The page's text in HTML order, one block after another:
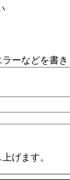
ーなどを書き
げます。